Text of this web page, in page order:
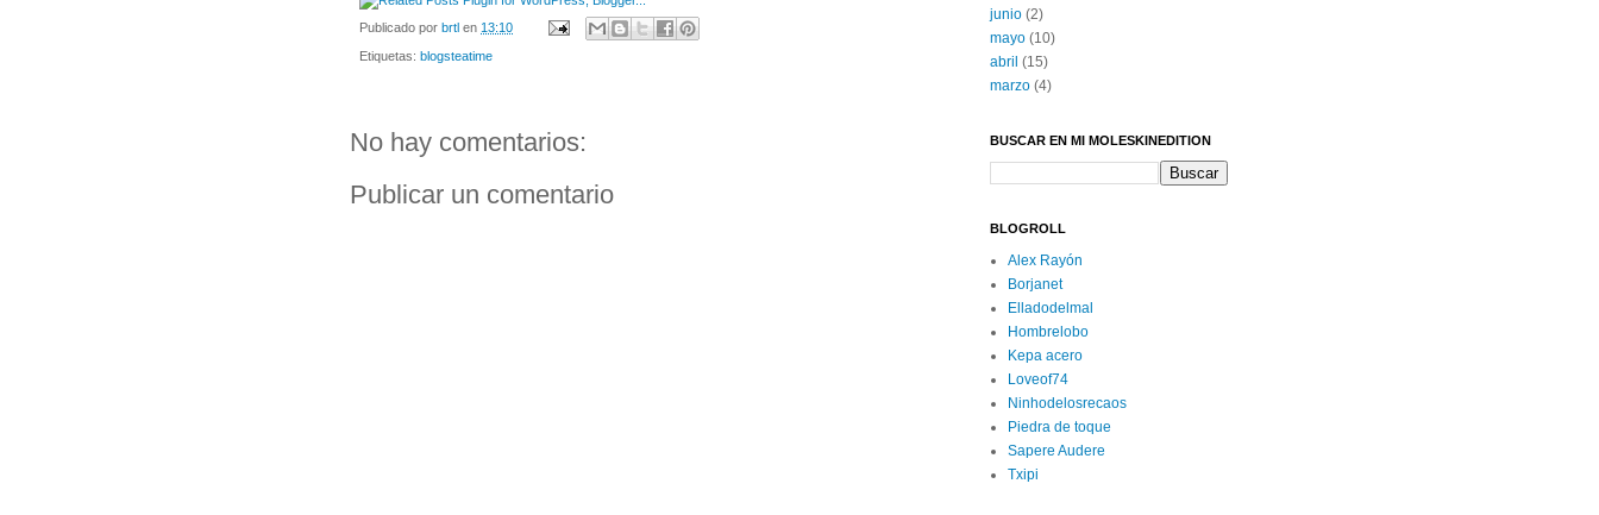
Publicado por brtl en 13:10
Etiquetas: blogsteatime
No hay comentarios:
Publicar un comentario
junio (2)
mayo (10)
abril (15)
marzo (4)
BUSCAR EN MI MOLESKINEDITION
BLOGROLL
Alex Rayón
Borjanet
Elladodelmal
Hombrelobo
Kepa acero
Loveof74
Ninhodelosrecaos
Piedra de toque
Sapere Audere
Txipi